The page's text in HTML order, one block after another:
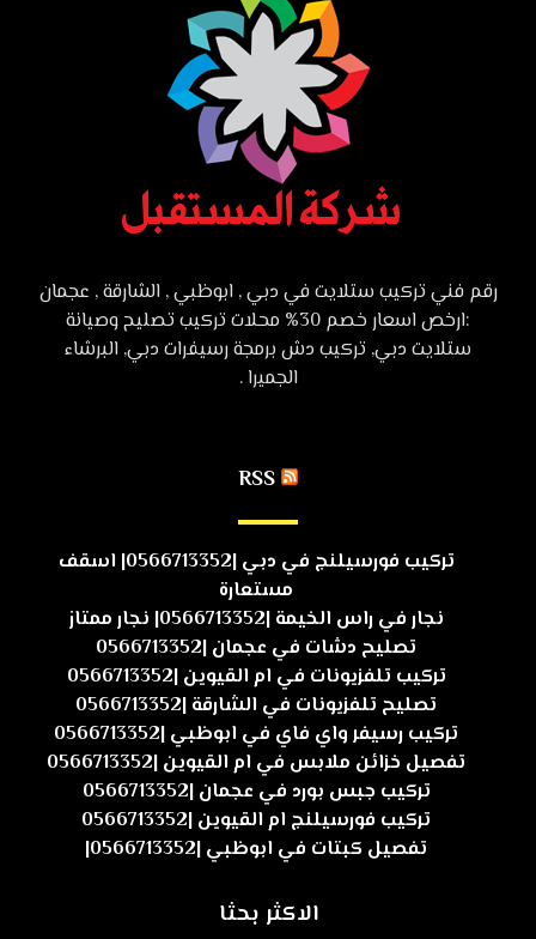
رقم فني تركيب ستلايت في دبي , ابوظبي , الشارقة , عجمان
:ارخص اسعار خصم 30% محلات تركيب تصليح وصيانة
ستلايت دبي, تركيب دش برمجة رسيفرات دبي, البرشاء
الجميرا .
RSS
تركيب فورسيلنج في دبي |0566713352| اسقف
مستعارة
نجار في راس الخيمة |0566713352| نجار ممتاز
تصليح دشات في عجمان |0566713352
تركيب تلفزيونات في ام القيوين |0566713352
تصليح تلفزيونات في الشارقة |0566713352
تركيب رسيفر واي فاي في ابوظبي |0566713352
تفصيل خزائن ملابس في ام القيوين |0566713352
تركيب جبس بورد في عجمان |0566713352
تركيب فورسيلنج ام القيوين |0566713352
تفصيل كبتات في ابوظبي |0566713352|
الاكثر بحثا